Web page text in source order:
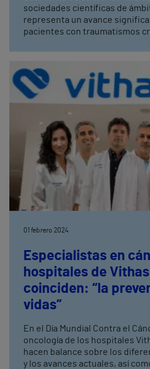
biomarcadores de
sociedades científicas de
representa un avance
pacientes con traumatismos
herramienta diagnóstica
evitan dosis de radiación
optimizan la utilización del TC
de estos pacientes
01 febrero 2024
Especialistas en
hospitales de
coinciden: “la
vidas”
En el Día Mundial Contra el
oncología de los hospitales
hacen balance sobre los
y los avances actuales, así